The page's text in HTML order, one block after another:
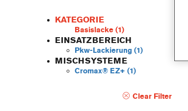
KATEGORIE
Basislacke (1)
EINSATZBEREICH
Pkw-Lackierung (1)
MISCHSYSTEME
Cromax® EZ+ (1)
Clear Filter